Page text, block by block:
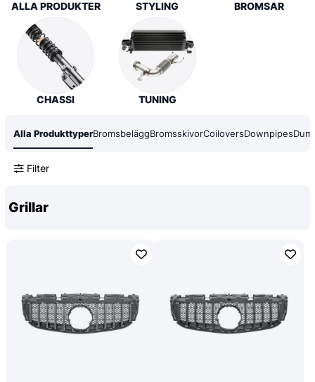
ALLA PRODUKTER STYLING BROMSAR
CHASSI TUNING
Alla ProdukttyperBromsbeläggBromsskivorCoiloversDownpipes
Filter
Grillar